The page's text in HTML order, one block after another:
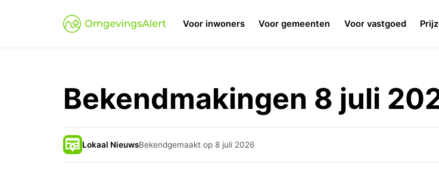
Voor inwoners Voor gemeenten Voor vastgoed
Bekendmakingen 8 juli
Lokaal NieuwsBekendgemaakt op 8 juli 2026